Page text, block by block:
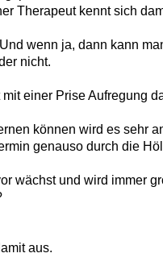
Therapeut kennt sich
wenn ja, dann kann
nicht.
einer Prise Aufregung
können wird es sehr
genauso durch die
wächst und wird immer
aus.